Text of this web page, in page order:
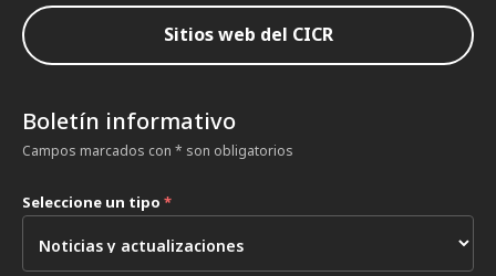
Sitios web del CICR
Boletín informativo
Campos marcados con * son obligatorios
Seleccione un tipo *